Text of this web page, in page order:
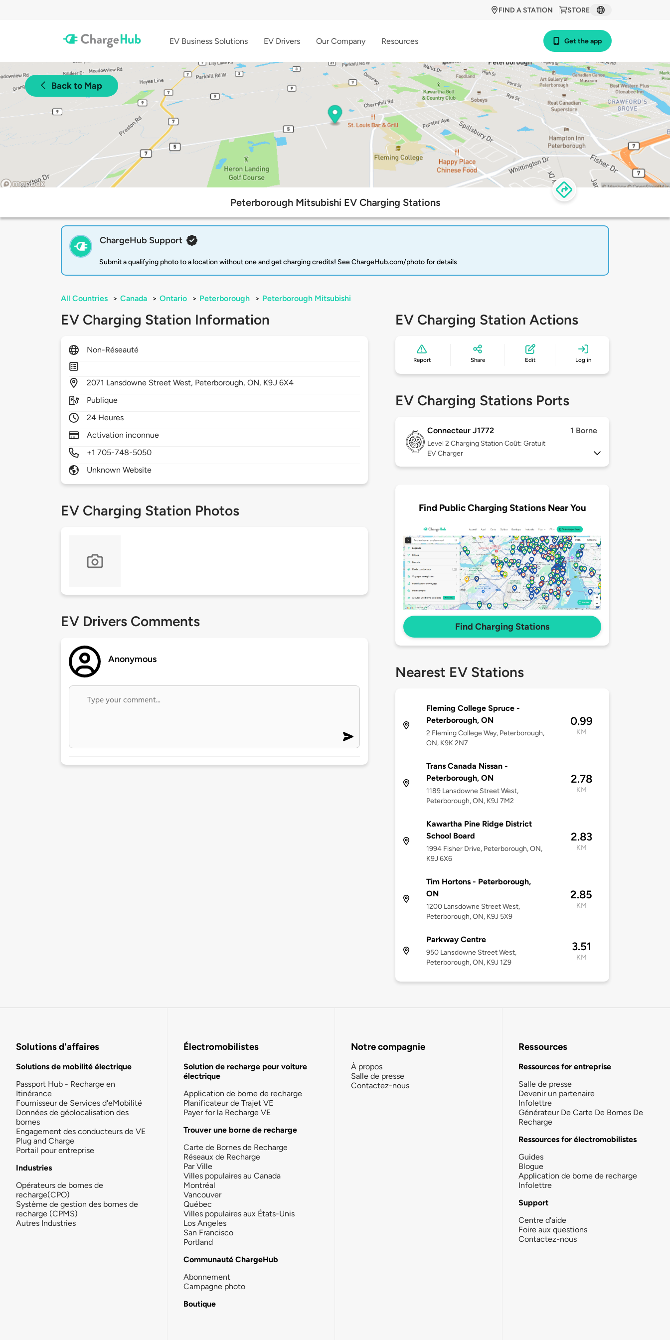
STORE
FIND A STATION
EV Business Solutions EV Drivers Our Company Resources Get the app
Back to Map
Peterborough Mitsubishi EV Charging Stations
ChargeHub Support
Submit a qualifying photo to a location without one and get charging credits! See ChargeHub.com/photo for details
All Countries > Canada > Ontario > Peterborough > Peterborough Mitsubishi
EV Charging Station Information
Non-Réseauté
2071 Lansdowne Street West, Peterborough,ON, K9J 6X4
Publique
24 Heures
Activation inconnue
+1 705-748-5050
Unknown Website
EV Charging Station Photos
EV Drivers Comments
Anonymous
EV Charging Station Actions
Report Share Edit Log in
EV Charging Stations Ports
Connecteur J1772 1 Borne
Level 2 Charging Station Coût: Gratuit
EV Charger
Find Public Charging Stations Near You
Find Charging Stations
Nearest EV Stations
Fleming College Spruce -
Peterborough, ON
2 Fleming College Way, Peterborough,
ON, K9K 2N7
0.99
KM
Trans Canada Nissan -
Peterborough, ON
1189 Lansdowne Street West,
Peterborough, ON, K9J 7M2
2.78
KM
Kawartha Pine Ridge District
School Board
1994 Fisher Drive, Peterborough, ON,
K9J 6X6
2.83
KM
Tim Hortons - Peterborough,
ON
1200 Lansdowne Street West,
Peterborough, ON, K9J 5X9
2.85
KM
Parkway Centre
950 Lansdowne Street West,
Peterborough, ON, K9J 1Z9
3.51
KM
Solutions d'affaires
Solutions de mobilité électrique
Passport Hub - Recharge en
Itinérance
Fournisseur de Services d'eMobilité
Données de géolocalisation des
bornes
Engagement des conducteurs de VE
Plug and Charge
Portail pour entreprise
Industries
Opérateurs de bornes de
recharge(CPO)
Système de gestion des bornes de
recharge (CPMS)
Autres Industries
Électromobilistes
Solution de recharge pour voiture
électrique
Application de borne de recharge
Planificateur de Trajet VE
Payer for la Recharge VE
Trouver une borne de recharge
Carte de Bornes de Recharge
Réseaux de Recharge
Par Ville
Villes populaires au Canada
Montréal
Vancouver
Québec
Villes populaires aux États-Unis
Los Angeles
San Francisco
Portland
Communauté ChargeHub
Abonnement
Campagne photo
Boutique
Notre compagnie
À propos
Salle de presse
Contactez-nous
Ressources
Ressources for entreprise
Salle de presse
Devenir un partenaire
Infolettre
Générateur De Carte De Bornes De
Recharge
Ressources for électromobilistes
Guides
Blogue
Application de borne de recharge
Infolettre
Support
Centre d'aide
Foire aux questions
Contactez-nous